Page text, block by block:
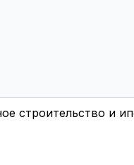
строительство и